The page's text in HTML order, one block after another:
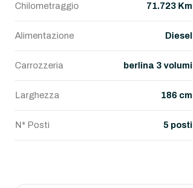
Chilometraggio
71.723 Km
Alimentazione Diesel
Carrozzeria berlina 3 volumi
Larghezza 186 cm
N* Posti 5 posti